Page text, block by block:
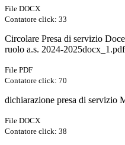
File DOCX
Contatore click: 33
Circolare Presa di servizio
ruolo a.s. 2024-2025docx_1.pdf
File PDF
Contatore click: 70
dichiarazione presa di servizio
File DOCX
Contatore click: 38